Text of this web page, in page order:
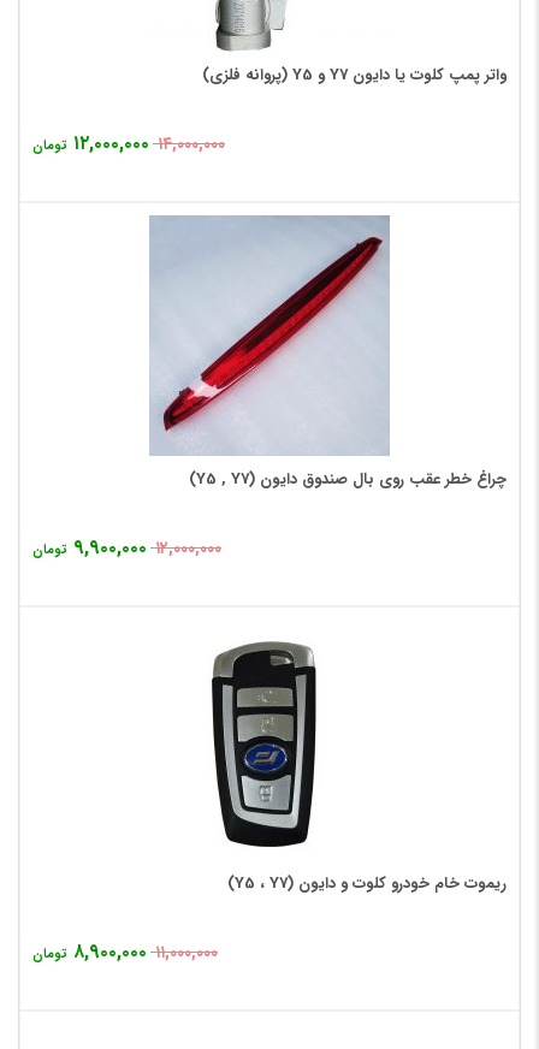
واتر پمپ کلوت یا دایون Y7 و Y5 (پروانه فلزی)
۱۴,۰۰۰,۰۰۰ ۱۲,۰۰۰,۰۰۰ تومان
چراغ خطر عقب روی بال صندوق دایون (Y5 , Y7)
۱۲,۰۰۰,۰۰۰ ۹,۹۰۰,۰۰۰ تومان
ریموت خام خودرو کلوت و دایون (Y5 ، Y7)
۱۱,۰۰۰,۰۰۰ ۸,۹۰۰,۰۰۰ تومان